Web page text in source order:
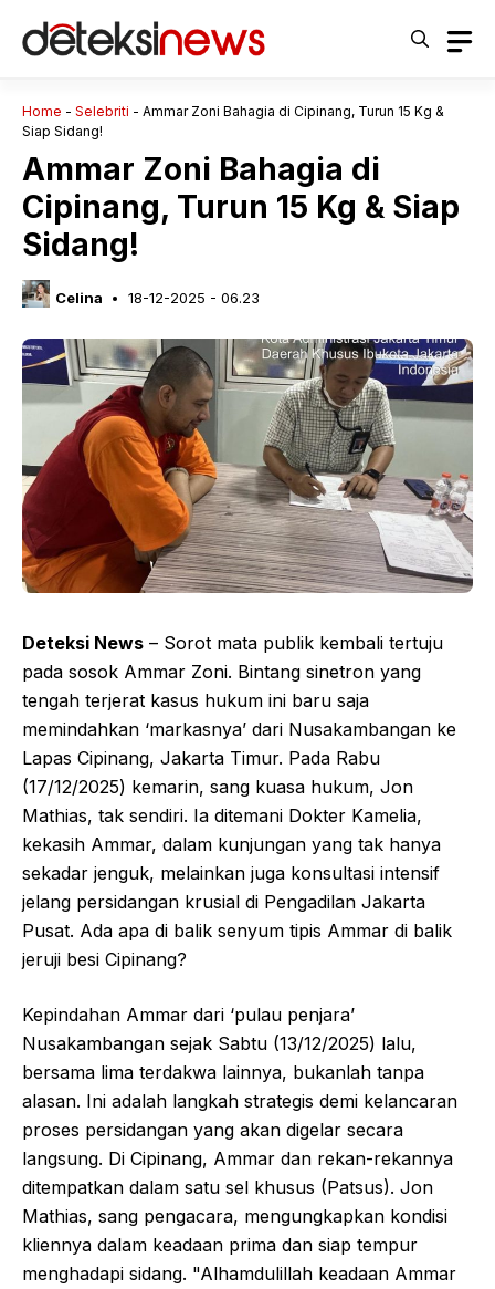
Home - Selebriti - Ammar Zoni Bahagia di Cipinang, Turun 15 Kg &
Siap Sidang!
Ammar Zoni Bahagia di
Cipinang, Turun 15 Kg & Siap
Sidang!
Celina 18-12-2025 - 06.23
Deteksi News – Sorot mata publik kembali tertuju
pada sosok Ammar Zoni. Bintang sinetron yang
tengah terjerat kasus hukum ini baru saja
memindahkan ‘markasnya’ dari Nusakambangan ke
Lapas Cipinang, Jakarta Timur. Pada Rabu
(17/12/2025) kemarin, sang kuasa hukum, Jon
Mathias, tak sendiri. Ia ditemani Dokter Kamelia,
kekasih Ammar, dalam kunjungan yang tak hanya
sekadar jenguk, melainkan juga konsultasi intensif
jelang persidangan krusial di Pengadilan Jakarta
Pusat. Ada apa di balik senyum tipis Ammar di balik
jeruji besi Cipinang?
Kepindahan Ammar dari ‘pulau penjara’
Nusakambangan sejak Sabtu (13/12/2025) lalu,
bersama lima terdakwa lainnya, bukanlah tanpa
alasan. Ini adalah langkah strategis demi kelancaran
proses persidangan yang akan digelar secara
langsung. Di Cipinang, Ammar dan rekan-rekannya
ditempatkan dalam satu sel khusus (Patsus). Jon
Mathias, sang pengacara, mengungkapkan kondisi
kliennya dalam keadaan prima dan siap tempur
menghadapi sidang. "Alhamdulillah keadaan Ammar